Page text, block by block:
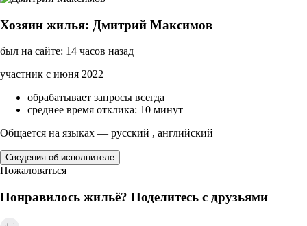
Хозяин жилья: Дмитрий Максимов
был на сайте: 14 часов назад
участник с июня 2022
обрабатывает запросы всегда
среднее время отклика: 10 минут
Общается на языках — русский , английский
Сведения об исполнителе
Пожаловаться
Понравилось жильё? Поделитесь с друзьями